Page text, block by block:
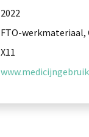
2022
FTO-
X11